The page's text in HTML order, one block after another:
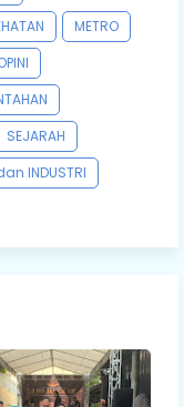
METRO
SEJARAH
INDUSTRI